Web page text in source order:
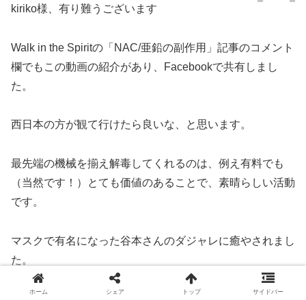
kiriko様、有り難うございます
Walk in the Spiritの「NAC/亜鉛の副作用」記事のコメント
欄でもこの動画の紹介があり、Facebookで共有しまし
た。
西日本の方が観て行けたら良いな、と思います。
最先端の機械を揃え解毒してくれるのは、例え有料でも
（当然です！）とても価値のあることで、素晴らしい活動
です。
マスクで有名になった谷本さんのダジャレに癒やされまし
た。
返信
ホーム シェア トップ サイドバー